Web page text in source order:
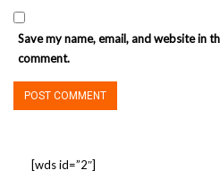
Save my name, email, and website in
comment.
[wds id=”2″]